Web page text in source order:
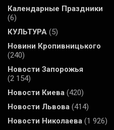
Календарные Праздники
(6)
КУЛЬТУРА (5)
Новини Кропивницького
(240)
Новости Запорожья
(2 154)
Новости Киева (420)
Новости Львова (414)
Новости Николаева (1 926)